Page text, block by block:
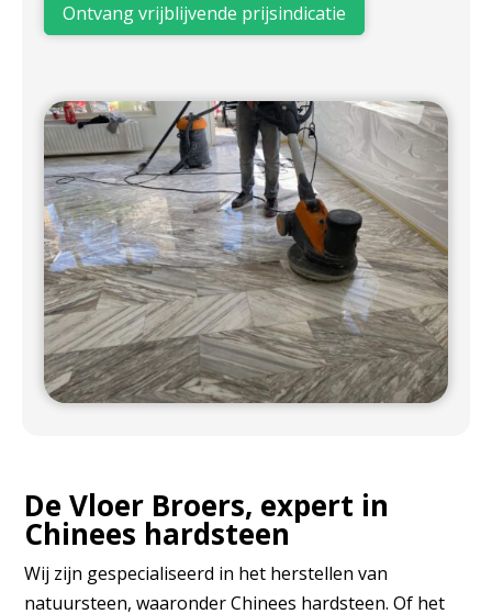
Ontvang vrijblijvende prijsindicatie
De Vloer Broers, expert in
Chinees hardsteen
Wij zijn gespecialiseerd in het herstellen van
natuursteen, waaronder Chinees hardsteen. Of het